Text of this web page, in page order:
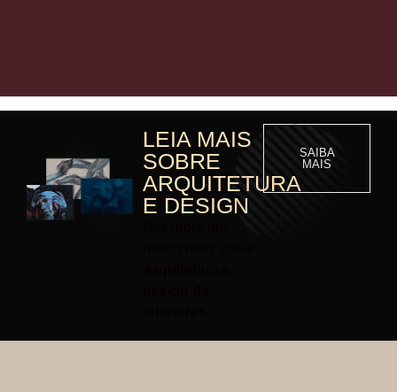
LEIA MAIS
SOBRE
ARQUITETURA
E DESIGN
SAIBA
MAIS